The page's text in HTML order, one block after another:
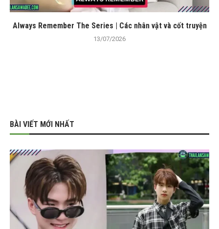
Always Remember The Series | Các nhân vật và cốt truyện
13/07/2026
BÀI VIẾT MỚI NHẤT